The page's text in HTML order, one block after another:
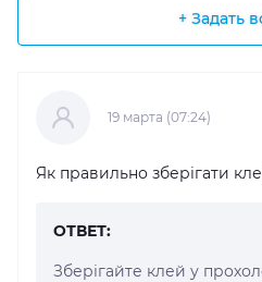
+ Задать
19 марта (07:24)
Як правильно зберігати
ОТВЕТ:
Зберігайте клей у